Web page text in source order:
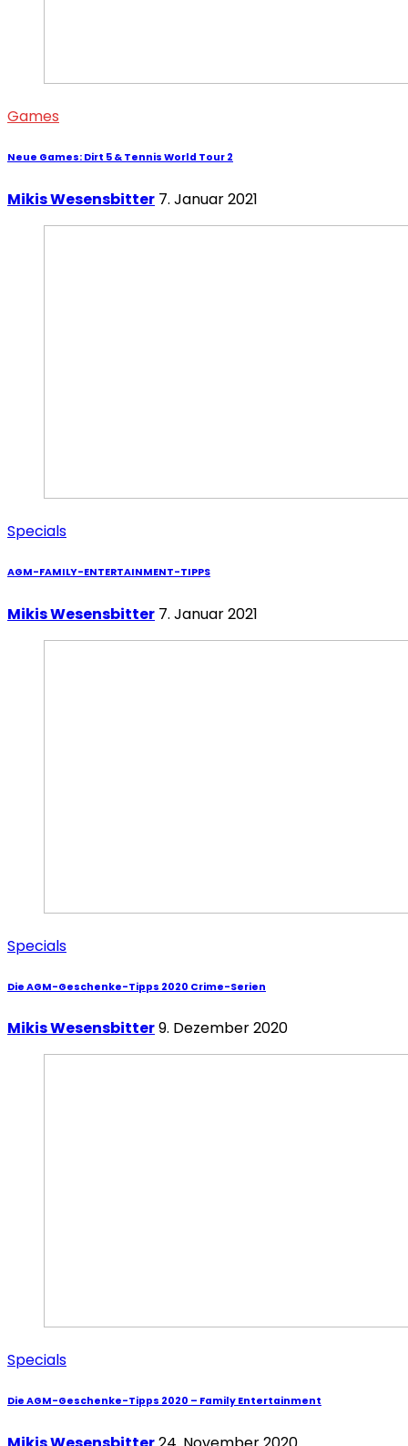
Games
Neue Games: Dirt 5 & Tennis World Tour 2
Mikis Wesensbitter 7. Januar 2021
Specials
AGM-FAMILY-ENTERTAINMENT-TIPPS
Mikis Wesensbitter 7. Januar 2021
Specials
Die AGM-Geschenke-Tipps 2020 Crime-Serien
Mikis Wesensbitter9. Dezember 2020
Specials
Die AGM-Geschenke-Tipps 2020 – Family Entertainment